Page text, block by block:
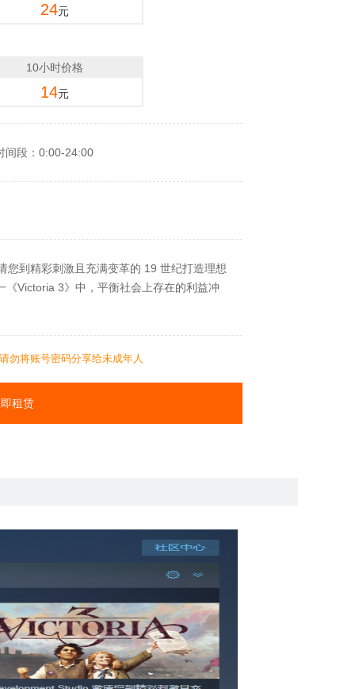
24元
10小时价格
14元
间段：0:00-24:00
到精彩刺激且充满变革的 19 世纪打造理想
Victoria 3》中，平衡社会上存在的利益冲
勿将账号密码分享给未成年人
租赁